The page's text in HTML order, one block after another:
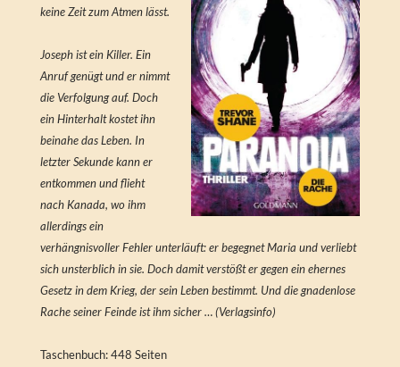
keine Zeit zum Atmen lässt.
Joseph ist ein Killer. Ein
Anruf genügt und er nimmt
die Verfolgung auf. Doch
ein Hinterhalt kostet ihn
beinahe das Leben. In
letzter Sekunde kann er
entkommen und flieht
nach Kanada, wo ihm
allerdings ein
verhängnisvoller Fehler unterläuft: er begegnet Maria und verliebt
sich unsterblich in sie. Doch damit verstößt er gegen ein ehernes
Gesetz in dem Krieg, der sein Leben bestimmt. Und die gnadenlose
Rache seiner Feinde ist ihm sicher … (Verlagsinfo)
Taschenbuch: 448 Seiten